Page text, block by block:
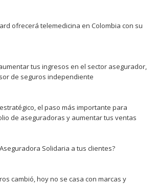
ofrecerá telemedicina en Colombia con su
tus ingresos en el sector asegurador,
de seguros independiente
el paso más importante para
de aseguradoras y aumentar tus ventas
Solidaria a tus clientes?
cambió, hoy no se casa con marcas y